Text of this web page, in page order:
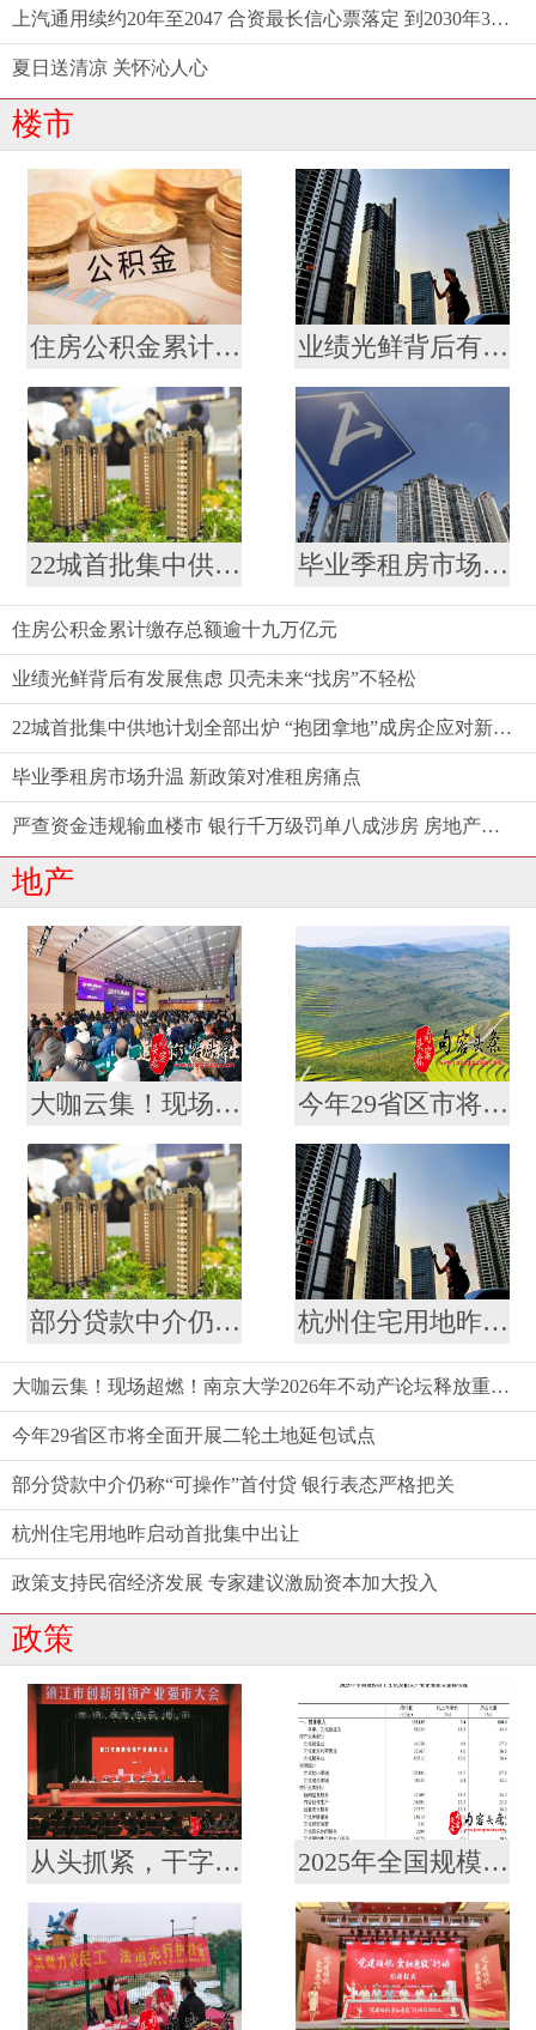
上汽通用续约20年至2047 合资最长信心票落定 到2030年30款新能源奔涌而来
夏日送清凉 关怀沁人心
楼市
住房公积金累计缴存总额逾十九万亿元 业绩光鲜背后有发展焦虑 贝壳未来“找房”不轻松
22城首批集中供地计划全部出炉 “抱团拿地”成房企应对新策略 毕业季租房市场升温 新政策对准租房痛点
住房公积金累计缴存总额逾十九万亿元
业绩光鲜背后有发展焦虑 贝壳未来“找房”不轻松
22城首批集中供地计划全部出炉 “抱团拿地”成房企应对新策略
毕业季租房市场升温 新政策对准租房痛点
严查资金违规输血楼市 银行千万级罚单八成涉房 房地产金融强监管态势延续
地产
大咖云集！现场超燃！南京大学2026年不动产论坛释放重磅信号 今年29省区市将全面开展二轮土地延包试点
部分贷款中介仍称“可操作”首付贷 银行表态严格把关 杭州住宅用地昨启动首批集中出让
大咖云集！现场超燃！南京大学2026年不动产论坛释放重磅信号
今年29省区市将全面开展二轮土地延包试点
部分贷款中介仍称“可操作”首付贷 银行表态严格把关
杭州住宅用地昨启动首批集中出让
政策支持民宿经济发展 专家建议激励资本加大投入
政策
从头抓紧，干字当头！镇江召开创新引领产业强市大会暨要素市场化配置综合改革推进会 2025年全国规模以上文化及相关产业企业营业收入增长7.4%